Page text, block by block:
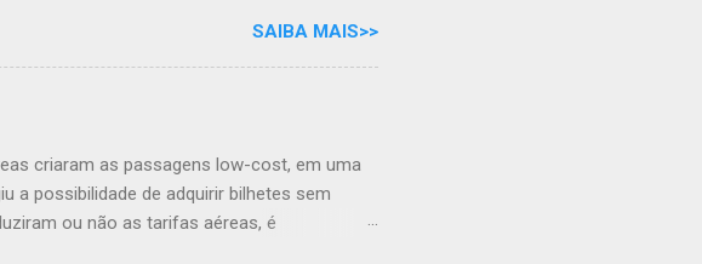
canção Eu vou cantar pra ela É linda no verão
de pedra de Olinda, pode ser um bom
de história do Brasil, como a luta pelo
herança histórica está nas muitas igrejas
enclausurados. É imperdível també...
SAIBA MAIS>>
criaram as passagens low-cost, em uma
a possibilidade de adquirir bilhetes sem
ou não as tarifas aéreas, é